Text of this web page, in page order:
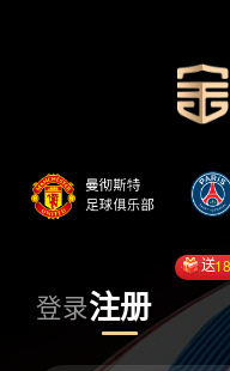
登录注册
送